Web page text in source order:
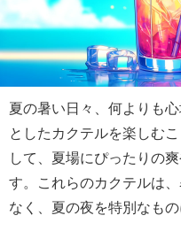
夏の暑い日々、何よりも
としたカクテルを楽しむ
して、夏場にぴったりの
す。これらのカクテルは
なく、夏の夜を特別なも